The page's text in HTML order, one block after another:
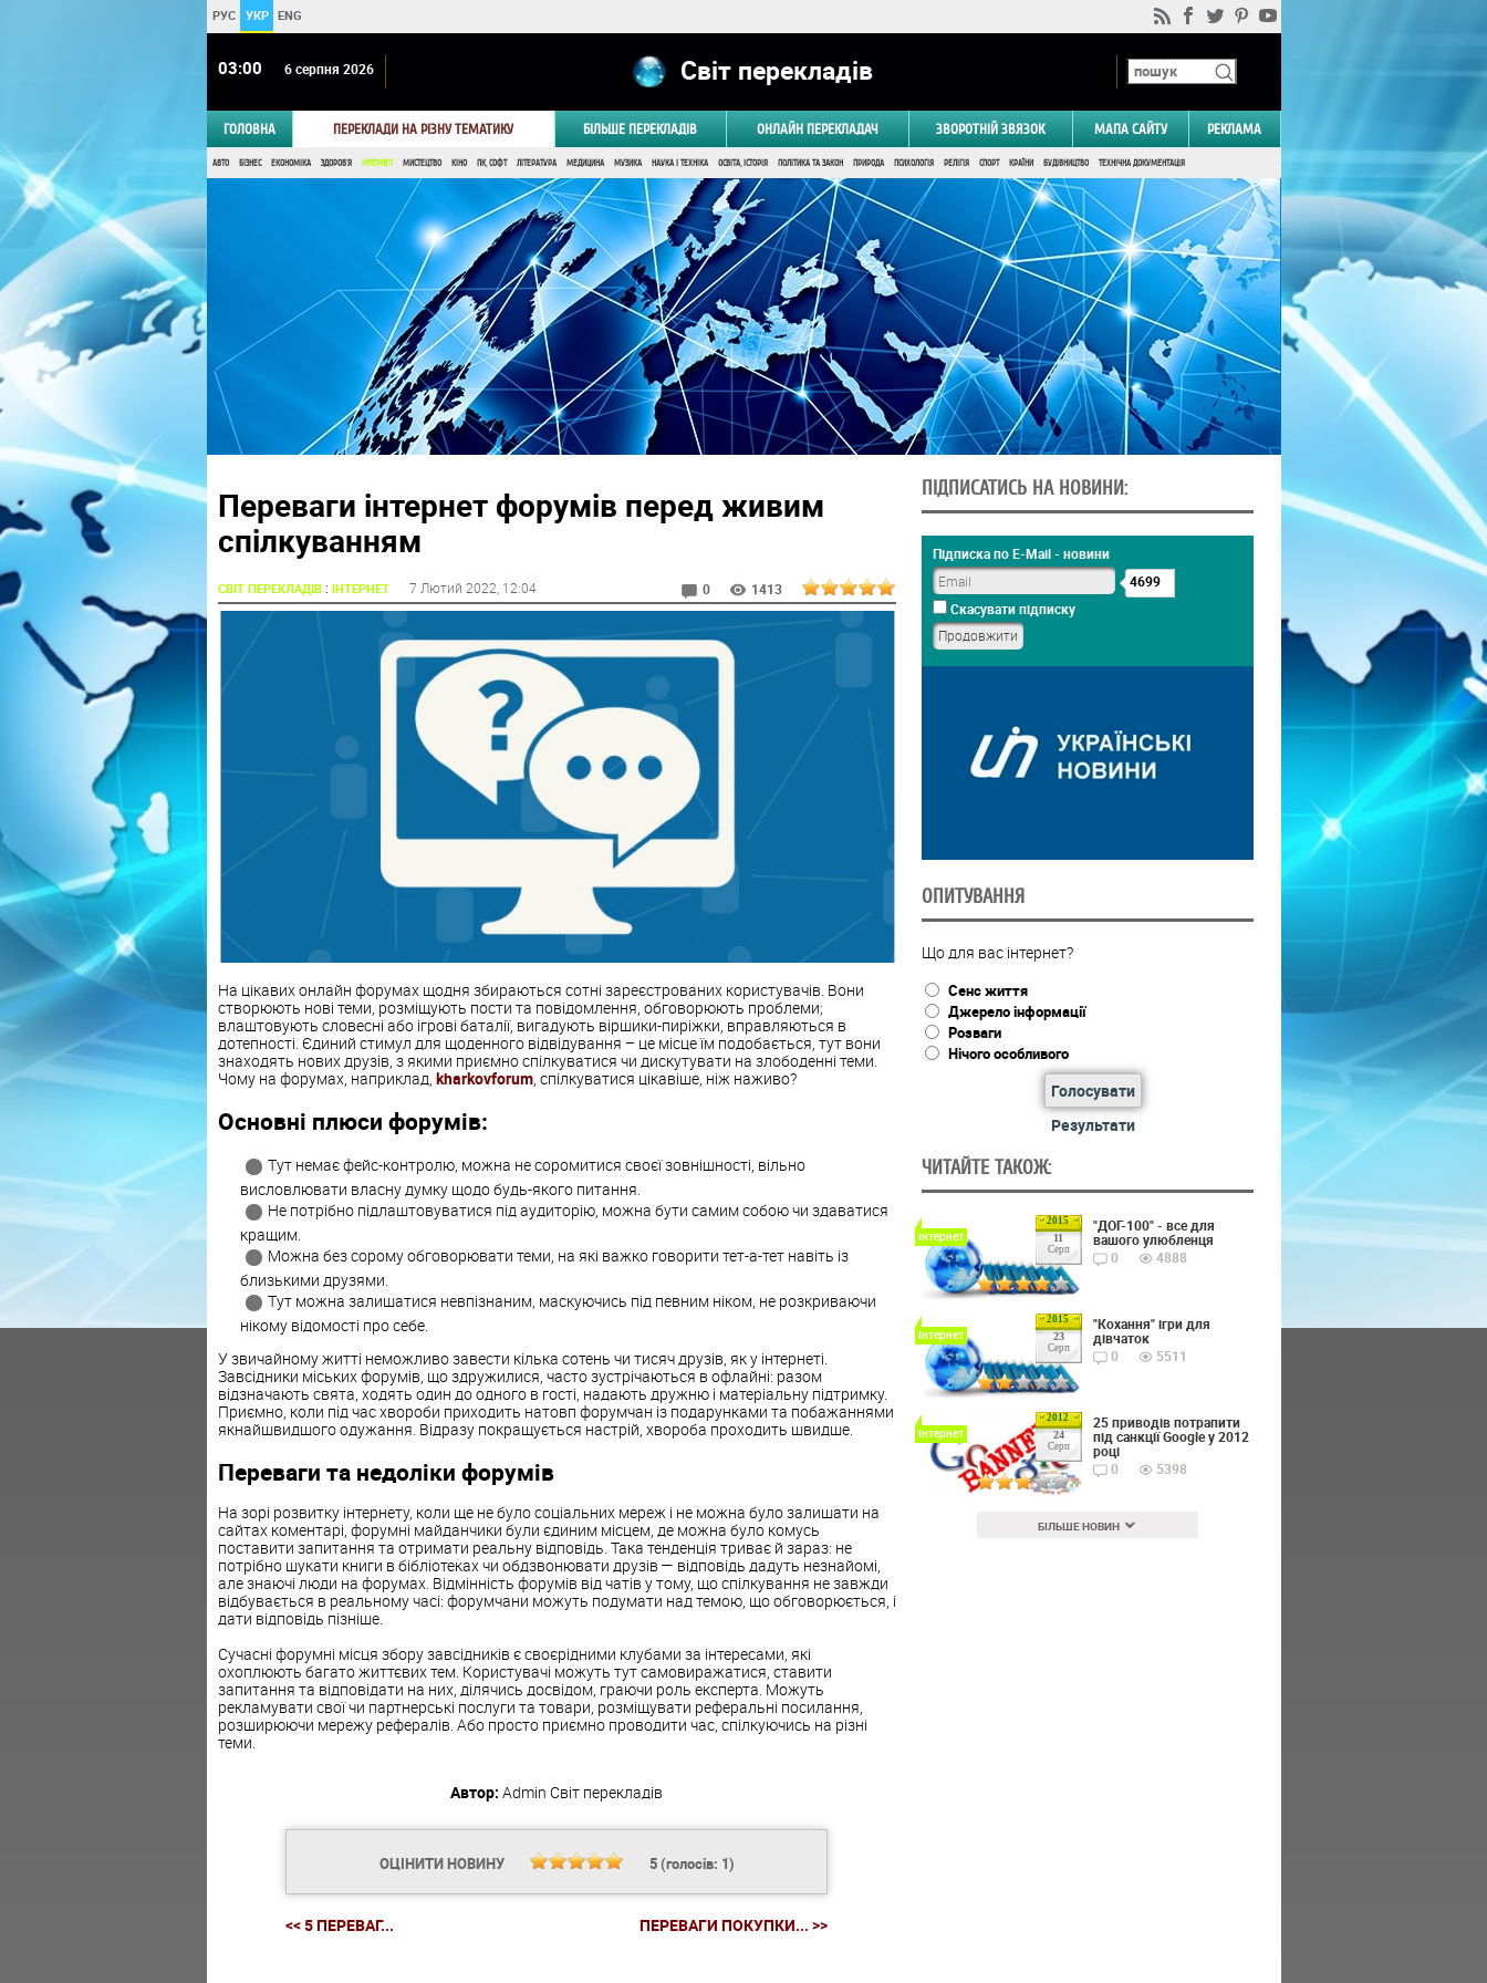
РУС УКР ENG
03:00 6 серпня 2026 Світ перекладів
ГОЛОВНА ПЕРЕКЛАДИ НА РІЗНУ ТЕМАТИКУ БІЛЬШЕ ПЕРЕКЛАДІВ ОНЛАЙН ПЕРЕКЛАДАЧ ЗВОРОТНІЙ ЗВЯЗОК МАПА САЙТУ РЕКЛАМА
АВТО БІЗНЕС ЕКОНОМІКА ЗДОРОВ'Я ІНТЕРНЕТ МИСТЕЦТВО КІНО ПК, СОФТ ЛІТЕРАТУРА МЕДИЦИНА МУЗИКА НАУКА І ТЕХНІКА ОСВІТА, ІСТОРІЯ ПОЛІТИКА ТА ЗАКОН ПРИРОДА ПСИХОЛОГІЯ РЕЛІГІЯ СПОРТ КРАЇНИ БУДІВНИЦТВО ТЕХНІЧНА ДОКУМЕНТАЦІЯ
Переваги інтернет форумів перед живим
спілкуванням
СВІТ ПЕРЕКЛАДІВ: ІНТЕРНЕТ 7 Лютий 2022 , 12:04 0 1413
На цікавих онлайн форумах щодня збираються сотні зареєстрованих користувачів. Вони
створюють нові теми, розміщують пости та повідомлення, обговорюють проблеми;
влаштовують словесні або ігрові баталії, вигадують віршики-пиріжки, вправляються в
дотепності. Єдиний стимул для щоденного відвідування – це місце їм подобається, тут вони
знаходять нових друзів, з якими приємно спілкуватися чи дискутувати на злободенні теми.
Чому на форумах, наприклад, kharkovforum, спілкуватися цікавіше, ніж наживо?
Основні плюси форумів:
Тут немає фейс-контролю, можна не соромитися своєї зовнішності, вільно
висловлювати власну думку щодо будь-якого питання.
Не потрібно підлаштовуватися під аудиторію, можна бути самим собою чи здаватися
кращим.
Можна без сорому обговорювати теми, на які важко говорити тет-а-тет навіть із
близькими друзями.
Тут можна залишатися невпізнаним, маскуючись під певним ніком, не розкриваючи
нікому відомості про себе.
У звичайному житті неможливо завести кілька сотень чи тисяч друзів, як у інтернеті.
Завсідники міських форумів, що здружилися, часто зустрічаються в офлайні: разом
відзначають свята, ходять один до одного в гості, надають дружню і матеріальну підтримку.
Приємно, коли під час хвороби приходить натовп форумчан із подарунками та побажаннями
якнайшвидшого одужання. Відразу покращується настрій, хвороба проходить швидше.
Переваги та недоліки форумів
На зорі розвитку інтернету, коли ще не було соціальних мереж і не можна було залишати на
сайтах коментарі, форумні майданчики були єдиним місцем, де можна було комусь
поставити запитання та отримати реальну відповідь. Така тенденція триває й зараз: не
потрібно шукати книги в бібліотеках чи обдзвонювати друзів — відповідь дадуть незнайомі,
але знаючі люди на форумах. Відмінність форумів від чатів у тому, що спілкування не завжди
відбувається в реальному часі: форумчани можуть подумати над темою, що обговорюється, і
дати відповідь пізніше.
Сучасні форумні місця збору завсідників є своєрідними клубами за інтересами, які
охоплюють багато життєвих тем. Користувачі можуть тут самовиражатися, ставити
запитання та відповідати на них, ділячись досвідом, граючи роль експерта. Можуть
рекламувати свої чи партнерські послуги та товари, розміщувати реферальні посилання,
розширюючи мережу рефералів. Або просто приємно проводити час, спілкуючись на різні
теми.
Автор: Admin Світ перекладів
ОЦІНИТИ НОВИНУ 5(голосів: 1)
<< 5 ПЕРЕВАГ... ПЕРЕВАГИ ПОКУПКИ... >>
ПІДПИСАТИСЬ НА НОВИНИ:
Підписка по E-Mail - новини
4699
Скасувати підписку
ОПИТУВАННЯ
Що для вас інтернет?
Сенс життя
Джерело інформації
Розваги
Нічого особливого
Голосувати
Результати
ЧИТАЙТЕ ТАКОЖ:
2015
11
Серп
Інтернет
"ДОГ-100" - все для
вашого улюбленця
0
4888
2015
23
Серп
Інтернет
"Кохання" ігри для
дівчаток
0
5511
2012
24
Серп
Інтернет
25 приводів потрапити
під санкції Google у 2012
році
0
5398
БІЛЬШЕ НОВИН